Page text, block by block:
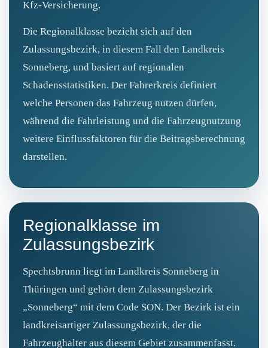
Kfz‑Versicherung.
Die Regionalklasse bezieht sich auf den
Zulassungsbezirk, in diesem Fall den Landkreis
Sonneberg, und basiert auf regionalen
Schadensstatistiken. Der Fahrerkreis definiert
welche Personen das Fahrzeug nutzen dürfen,
während die Fahrleistung und die Fahrzeugnutzung
weitere Einflussfaktoren für die Beitragsberechnung
darstellen.
Regionalklasse im
Zulassungsbezirk
Spechtsbrunn liegt im Landkreis Sonneberg in
Thüringen und gehört dem Zulassungsbezirk
„Sonneberg“ mit dem Code SON. Der Bezirk ist ein
landkreisartiger Zulassungsbezirk, der die
Fahrzeughalter aus diesem Gebiet zusammenfasst.